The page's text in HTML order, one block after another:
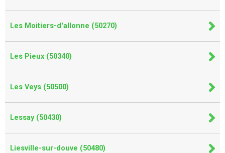
Les Moitiers-d'allonne (50270)
Les Pieux (50340)
Les Veys (50500)
Lessay (50430)
Liesville-sur-douve (50480)